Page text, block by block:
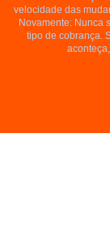
velocidade das
Novamente: Nunca
tipo de cobrança.